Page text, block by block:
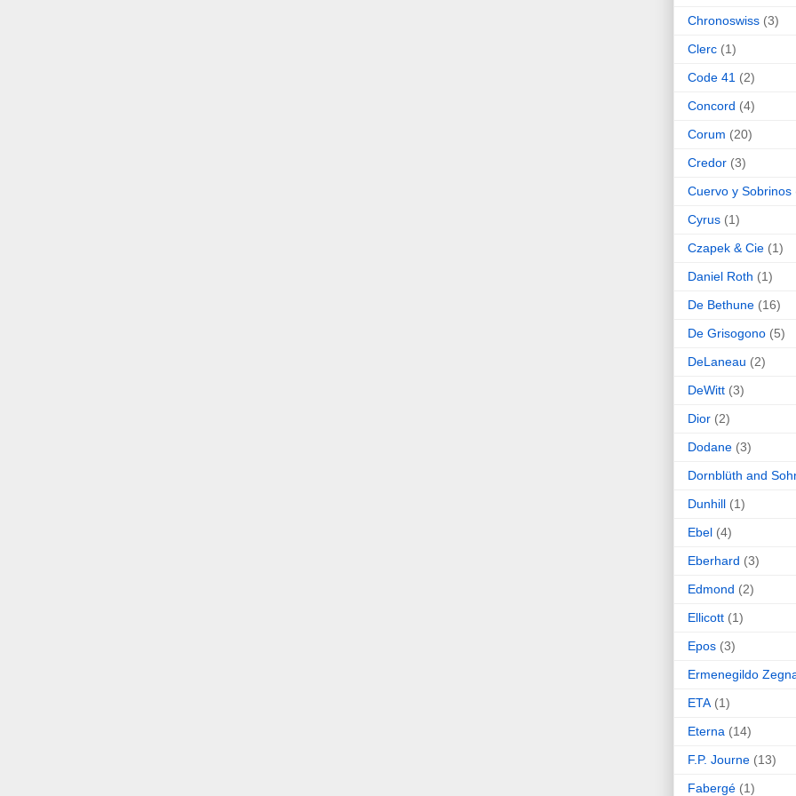
Chronoswiss (3)
Clerc (1)
Code 41 (2)
Concord (4)
Corum (20)
Credor (3)
Cuervo y Sobrinos
Cyrus (1)
Czapek & Cie (1)
Daniel Roth (1)
De Bethune (16)
De Grisogono (5)
DeLaneau (2)
DeWitt (3)
Dior (2)
Dodane (3)
Dornblüth and
Dunhill (1)
Ebel (4)
Eberhard (3)
Edmond (2)
Ellicott (1)
Epos (3)
Ermenegildo
ETA (1)
Eterna (14)
F.P. Journe (13)
Fabergé (1)